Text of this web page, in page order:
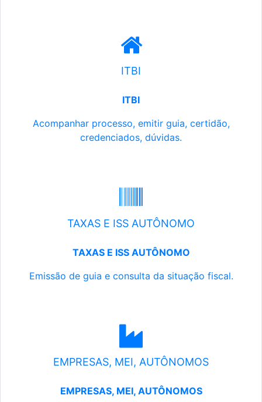
ITBI
ITBI
Acompanhar processo, emitir guia, certidão,
credenciados, dúvidas.
TAXAS E ISS AUTÔNOMO
TAXAS E ISS AUTÔNOMO
Emissão de guia e consulta da situação fiscal.
EMPRESAS, MEI, AUTÔNOMOS
EMPRESAS, MEI, AUTÔNOMOS